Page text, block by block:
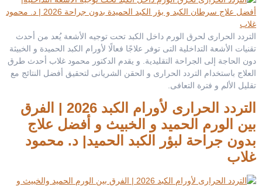
التردد الحرارى لحرق الورم داخل الكبد تحت توجيه الأشعة يُعد من أحدث
تقنيات الأشعة التداخلية التى توفر علاجًا فعالًا لأورام الكبد الحميدة و الخبيثة
دون الحاجة إلى الجراحة التقليدية. و يقدم الدكتور محمود غلاب أحدث طرق
العلاج باستخدام التردد الحرارى و الحقن الشريانى لتحقيق أفضل النتائج مع
تقليل الألم و فترة التعافى.
التردد الحرارى لأورام الكبد 2026 | الفرق
بين الورم الحميد و الخبيث و أفضل علاج
بدون جراحة لبؤر الكبد الحميد| د. محمود
غلاب